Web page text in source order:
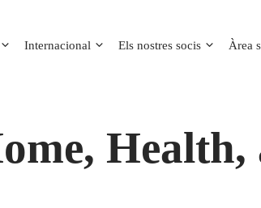
Internacional Els nostres socis Àrea
Health,